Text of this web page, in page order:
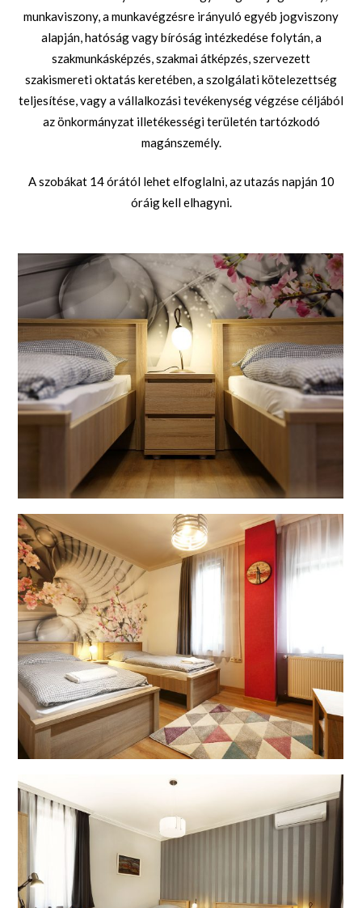
munkaviszony, a munkavégzésre irányuló egyéb jogviszony
alapján, hatóság vagy bíróság intézkedése folytán, a
szakmunkásképzés, szakmai átképzés, szervezett
szakismereti oktatás keretében, a szolgálati kötelezettség
teljesítése, vagy a vállalkozási tevékenység végzése céljából
az önkormányzat illetékességi területén tartózkodó
magánszemély.
A szobákat 14 órától lehet elfoglalni, az utazás napján 10
óráig kell elhagyni.